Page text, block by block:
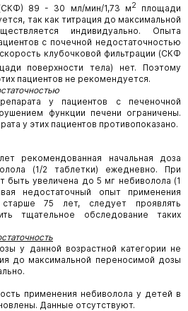
(СКФ) 89 - 30 мл/мин/1,73 м2
площади
так как титрация до максимальной
индивидуально. Опыта
с почечной недостаточностью
клубочковой фильтрации (СКФ
поверхности тела) нет. Поэтому
пациентов не рекомендуется.
у пациентов с печеночной
функции печени ограничены.
у этих пациентов противопоказано.
рекомендованная начальная доза
(1/2 таблетки) ежедневно. При
быть увеличена до 5 мг небиволола (1
недостаточный опыт применения
75 лет, следует проявлять
тщательное обследование таких
у данной возрастной категории не
до максимальной переносимой дозы
применения небиволола у детей в
Данные отсутствуют.